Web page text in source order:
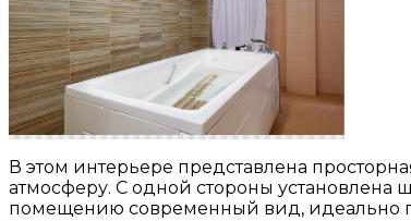
В этом интерьере представлена
атмосферу. С одной стороны
помещению современный вид, идеально